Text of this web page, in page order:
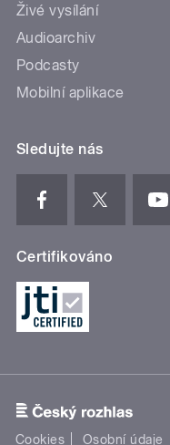
Živé vysílání
Audioarchiv
Podcasty
Mobilní aplikace
Sledujte nás
Certifikováno
Cookies Osobní údaje